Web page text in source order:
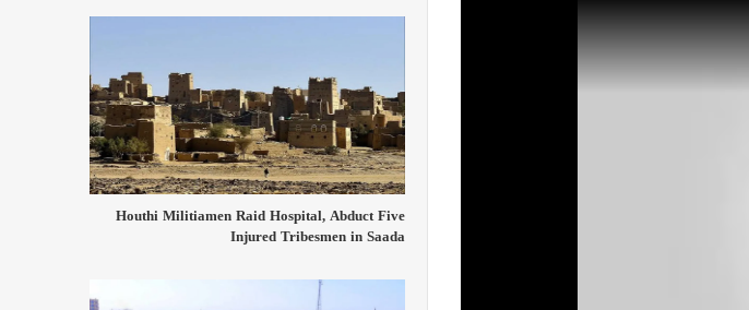
Houthi Militiamen Raid Hospital, Abduct Five
Injured Tribesmen in Saada